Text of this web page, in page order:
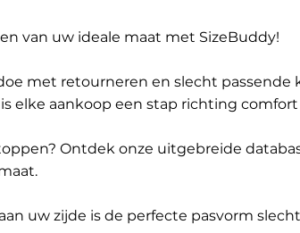
van uw ideale maat met SizeBuddy!
met retourneren en slecht
elke aankoop een stap richting
Ontdek onze uitgebreide
uw zijde is de perfecte pasvorm